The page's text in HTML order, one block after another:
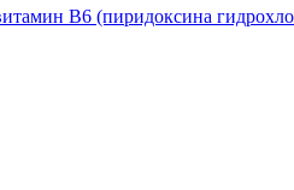
В6 (пиридоксина